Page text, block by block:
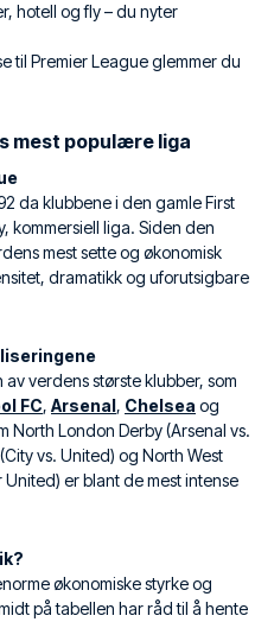
hotell og fly – du nyter
til Premier League glemmer du
mest populære liga
da klubbene i den gamle First
kommersiell liga. Siden den
mest sette og økonomisk
dramatikk og uforutsigbare
verdens største klubber, som
FC, Arsenal, Chelsea og
North London Derby (Arsenal vs.
vs. United) og North West
er blant de mest intense
økonomiske styrke og
på tabellen har råd til å hente